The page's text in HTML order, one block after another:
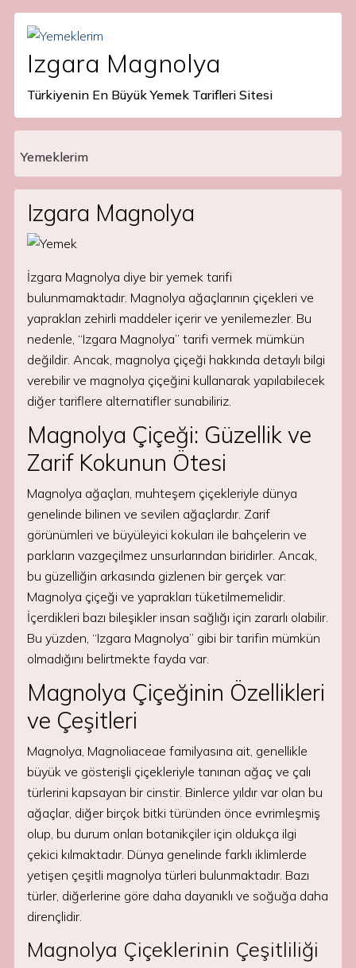
Izgara Magnolya
Türkiyenin En Büyük Yemek Tarifleri Sitesi
Main Navigation
Yemeklerim
Izgara Magnolya
İzgara Magnolya diye bir yemek tarifi
bulunmamaktadır. Magnolya ağaçlarının çiçekleri ve
yaprakları zehirli maddeler içerir ve yenilemezler. Bu
nedenle, “Izgara Magnolya” tarifi vermek mümkün
değildir. Ancak, magnolya çiçeği hakkında detaylı bilgi
verebilir ve magnolya çiçeğini kullanarak yapılabilecek
diğer tariflere alternatifler sunabiliriz.
Magnolya Çiçeği: Güzellik ve
Zarif Kokunun Ötesi
Magnolya ağaçları, muhteşem çiçekleriyle dünya
genelinde bilinen ve sevilen ağaçlardır. Zarif
görünümleri ve büyüleyici kokuları ile bahçelerin ve
parkların vazgeçilmez unsurlarından biridirler. Ancak,
bu güzelliğin arkasında gizlenen bir gerçek var:
Magnolya çiçeği ve yaprakları tüketilmemelidir.
İçerdikleri bazı bileşikler insan sağlığı için zararlı olabilir.
Bu yüzden, “Izgara Magnolya” gibi bir tarifin mümkün
olmadığını belirtmekte fayda var.
Magnolya Çiçeğinin Özellikleri
ve Çeşitleri
Magnolya, Magnoliaceae familyasına ait, genellikle
büyük ve gösterişli çiçekleriyle tanınan ağaç ve çalı
türlerini kapsayan bir cinstir. Binlerce yıldır var olan bu
ağaçlar, diğer birçok bitki türünden önce evrimleşmiş
olup, bu durum onları botanikçiler için oldukça ilgi
çekici kılmaktadır. Dünya genelinde farklı iklimlerde
yetişen çeşitli magnolya türleri bulunmaktadır. Bazı
türler, diğerlerine göre daha dayanıklı ve soğuğa daha
dirençlidir.
Magnolya Çiçeklerinin Çeşitliliği